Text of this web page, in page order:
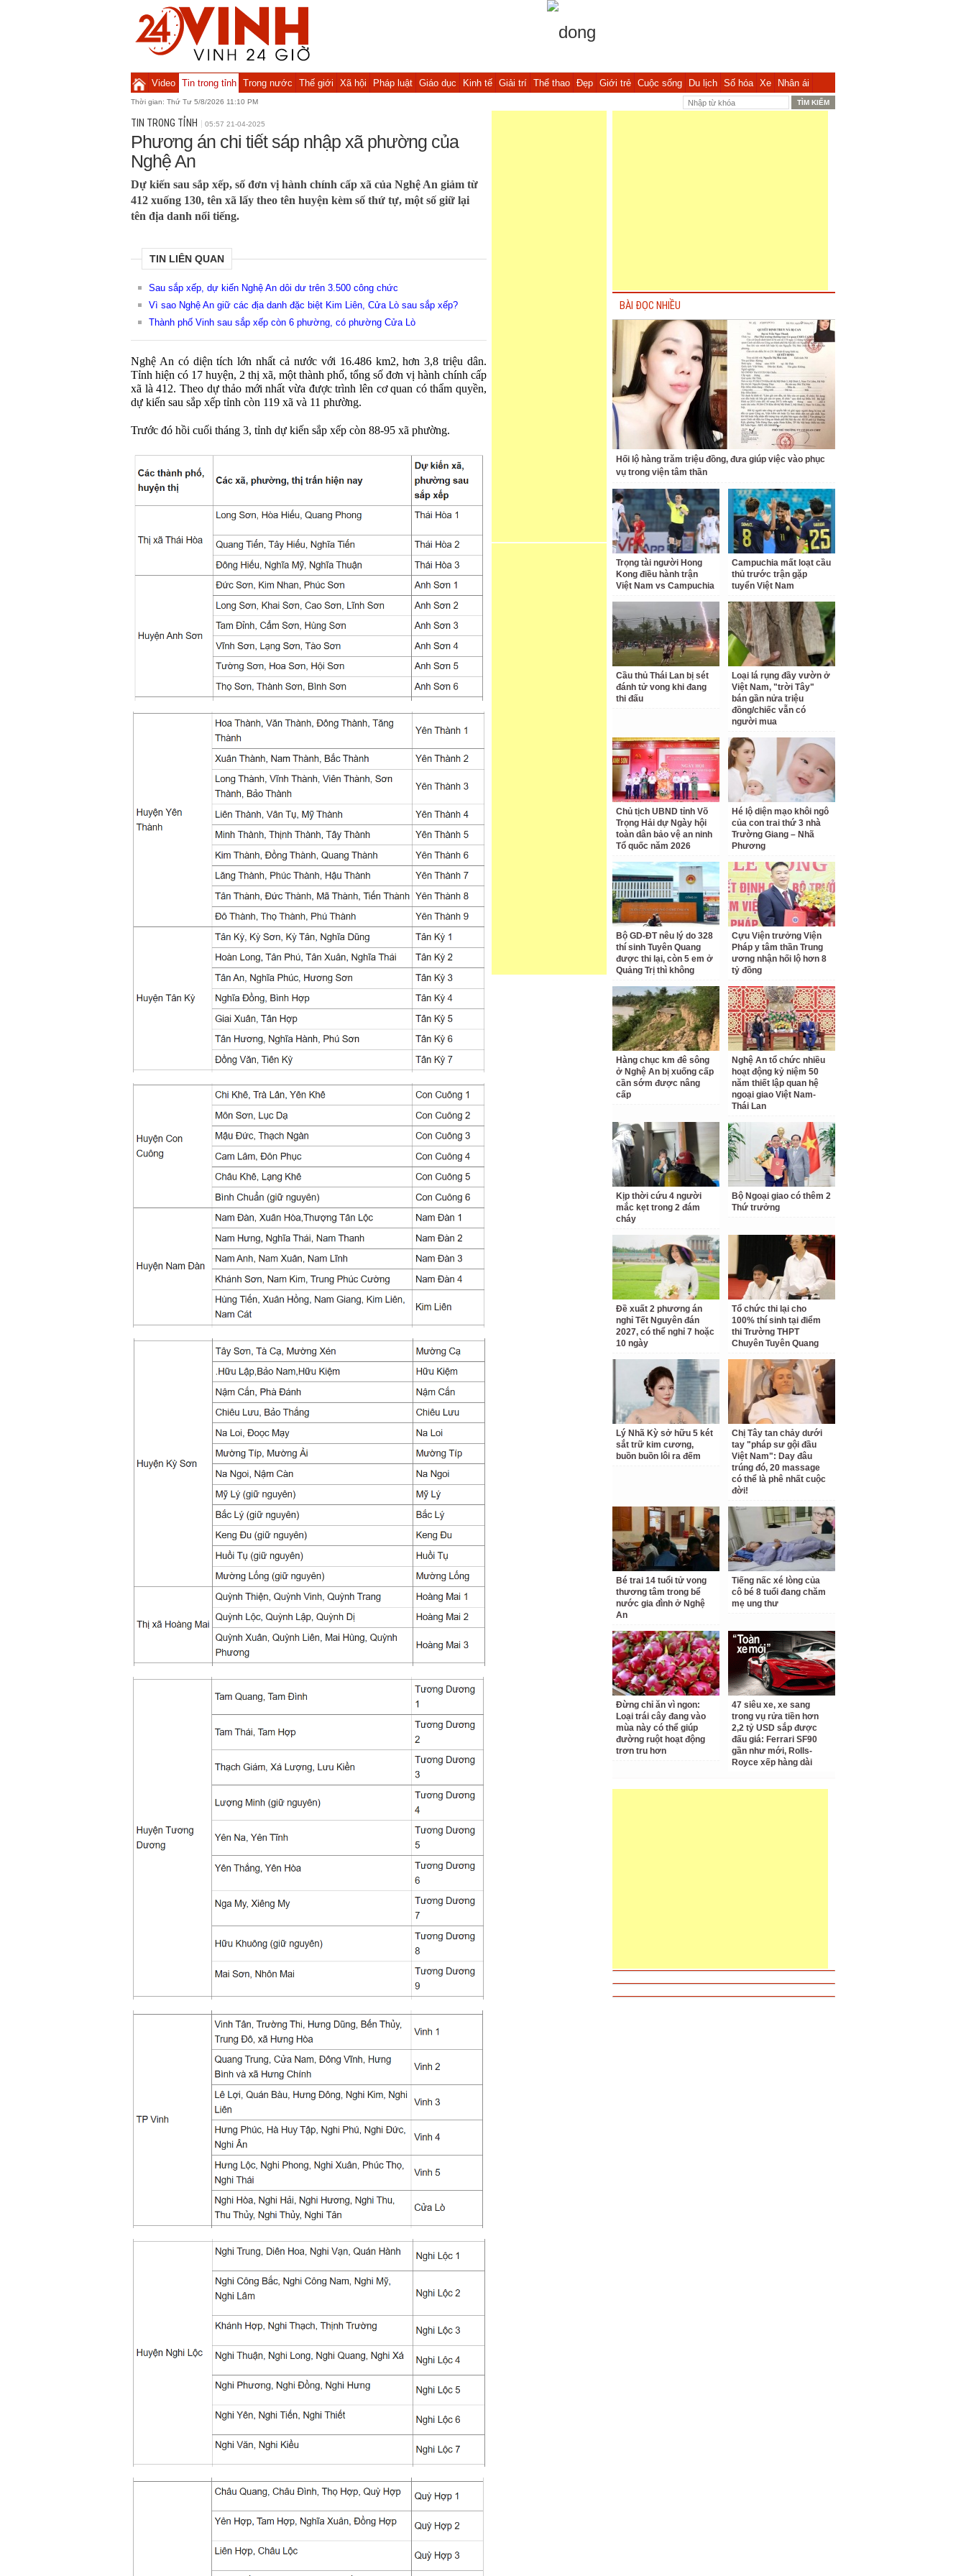
Video Tin trong tỉnh Trong nước Thế giới Xã hội Pháp luật Giáo dục Kinh tế Giải trí Thể thao Đẹp Giới trẻ Cuộc sống Du lịch Số hóa Xe Nhân ái
Thời gian: Thứ Tư 5/8/2026 11:10 PM
TIN TRONG TỈNH 05:57 21-04-2025
Phương án chi tiết sáp nhập xã phường của
Nghệ An
Dự kiến sau sắp xếp, số đơn vị hành chính cấp xã của Nghệ An giảm từ
412 xuống 130, tên xã lấy theo tên huyện kèm số thứ tự, một số giữ lại
tên địa danh nổi tiếng.
TIN LIÊN QUAN
Sau sắp xếp, dự kiến Nghệ An dôi dư trên 3.500 công chức
Vì sao Nghệ An giữ các địa danh đặc biệt Kim Liên, Cửa Lò sau sắp xếp?
Thành phố Vinh sau sắp xếp còn 6 phường, có phường Cửa Lò
Nghệ An có diện tích lớn nhất cả nước với 16.486 km2, hơn 3,8 triệu dân.
Tỉnh hiện có 17 huyện, 2 thị xã, một thành phố, tổng số đơn vị hành chính cấp
xã là 412. Theo dự thảo mới nhất vừa được trình lên cơ quan có thẩm quyền,
dự kiến sau sắp xếp tỉnh còn 119 xã và 11 phường.
Trước đó hồi cuối tháng 3, tỉnh dự kiến sắp xếp còn 88-95 xã phường.
BÀI ĐỌC NHIỀU
Hối lộ hàng trăm triệu đồng, đưa giúp việc vào phục
vụ trong viện tâm thần
Trọng tài người Hong
Kong điều hành trận
Việt Nam vs Campuchia
Campuchia mất loạt cầu
thủ trước trận gặp
tuyển Việt Nam
Cầu thủ Thái Lan bị sét
đánh tử vong khi đang
thi đấu
Loại lá rụng đầy vườn ở
Việt Nam, "trời Tây"
bán gần nửa triệu
đồng/chiếc vẫn có
người mua
Chủ tịch UBND tỉnh Võ
Trọng Hải dự Ngày hội
toàn dân bảo vệ an ninh
Tổ quốc năm 2026
Hé lộ diện mạo khôi ngô
của con trai thứ 3 nhà
Trường Giang – Nhã
Phương
Bộ GD-ĐT nêu lý do 328
thí sinh Tuyên Quang
được thi lại, còn 5 em ở
Quảng Trị thì không
Cựu Viện trưởng Viện
Pháp y tâm thần Trung
ương nhận hối lộ hơn 8
tỷ đồng
Hàng chục km đê sông
ở Nghệ An bị xuống cấp
cần sớm được nâng
cấp
Nghệ An tổ chức nhiều
hoạt động kỷ niệm 50
năm thiết lập quan hệ
ngoại giao Việt Nam-
Thái Lan
Kịp thời cứu 4 người
mắc kẹt trong 2 đám
cháy
Bộ Ngoại giao có thêm 2
Thứ trưởng
Đề xuất 2 phương án
nghỉ Tết Nguyên đán
2027, có thể nghỉ 7 hoặc
10 ngày
Tổ chức thi lại cho
100% thí sinh tại điểm
thi Trường THPT
Chuyên Tuyên Quang
Lý Nhã Kỳ sở hữu 5 két
sắt trữ kim cương,
buồn buồn lôi ra đếm
Chị Tây tan chảy dưới
tay "pháp sư gội đầu
Việt Nam": Day đâu
trúng đó, 20 massage
có thể là phê nhất cuộc
đời!
Bé trai 14 tuổi tử vong
thương tâm trong bể
nước gia đình ở Nghệ
An
Tiếng nấc xé lòng của
cô bé 8 tuổi đang chăm
mẹ ung thư
Đừng chỉ ăn vì ngon:
Loại trái cây đang vào
mùa này có thể giúp
đường ruột hoạt động
trơn tru hơn
47 siêu xe, xe sang
trong vụ rửa tiền hơn
2,2 tỷ USD sắp được
đấu giá: Ferrari SF90
gần như mới, Rolls-
Royce xếp hàng dài